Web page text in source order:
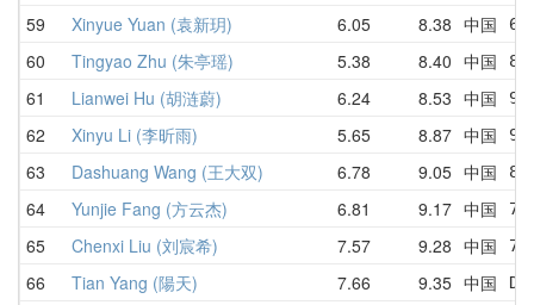
59 Xinyue Yuan (袁新玥) 6.05 8.38 中国
60 Tingyao Zhu (朱亭瑶) 5.38 8.40 中国
61 Lianwei Hu (胡涟蔚) 6.24 8.53 中国
62 Xinyu Li (李昕雨) 5.65 8.87 中国
63 Dashuang Wang (王大双) 6.78 9.05 中国
64 Yunjie Fang (方云杰) 6.81 9.17 中国
65 Chenxi Liu (刘宸希) 7.57 9.28 中国
66 Tian Yang (陽天) 7.66 9.35 中国